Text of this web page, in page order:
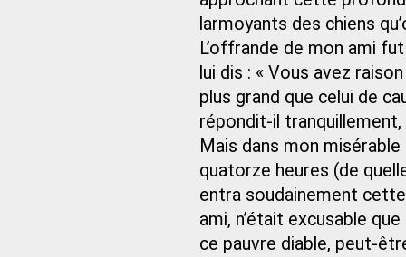
larmoyants des chiens
L’offrande de mon ami
lui dis : « Vous avez
plus grand que celui de
répondit-il
Mais dans mon
quatorze heures (de
entra soudainement
ami, n’était excusable
ce pauvre diable, peut-